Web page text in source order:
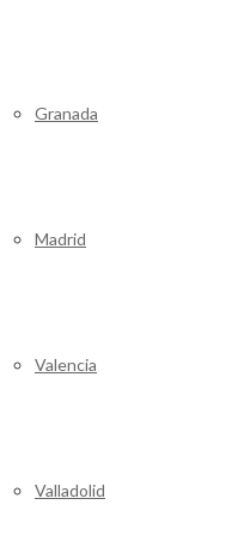
Granada
Madrid
Valencia
Valladolid